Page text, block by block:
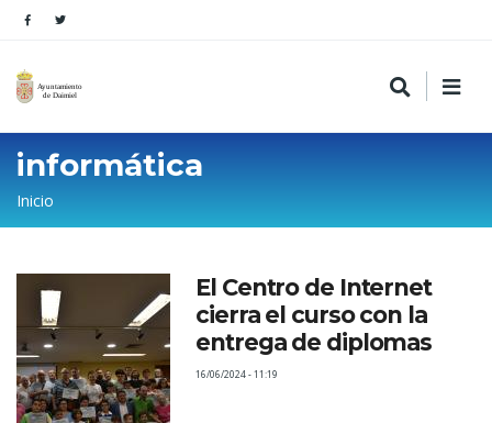
informática
Sobrescribir
enlaces
de
ayuda
a
la
navegación
Inicio
El Centro de Internet
cierra el curso con la
entrega de diplomas
16/06/2024 - 11:19